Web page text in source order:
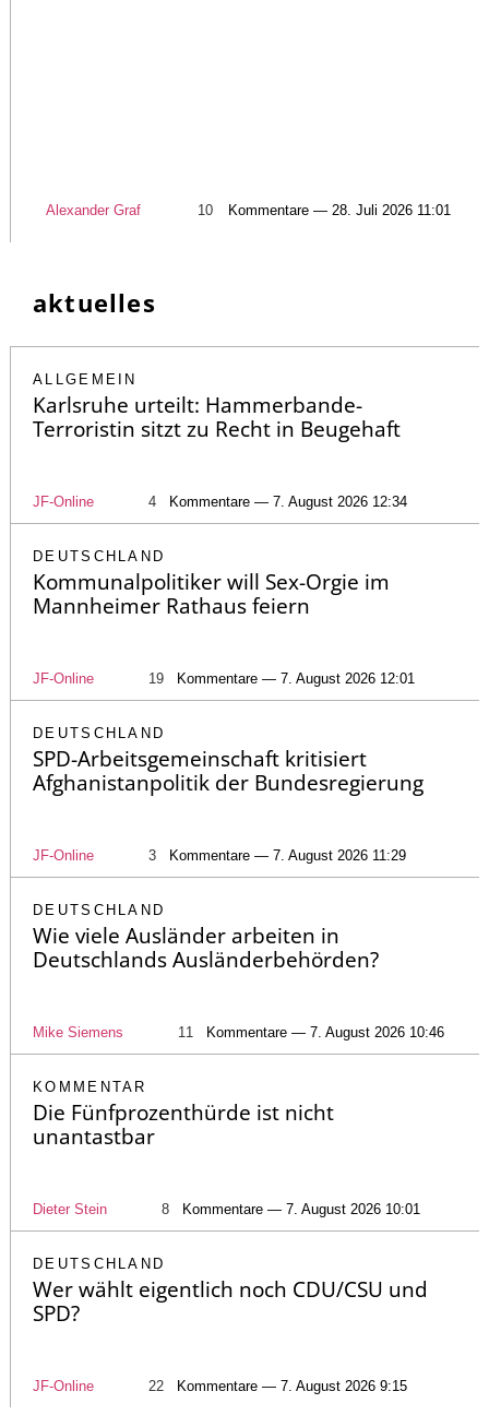
Alexander Graf 10 Kommentare — 28. Juli 2026 11:01
aktuelles
ALLGEMEIN
Karlsruhe urteilt: Hammerbande-
Terroristin sitzt zu Recht in Beugehaft
JF-Online 4 Kommentare — 7. August 2026 12:34
DEUTSCHLAND
Kommunalpolitiker will Sex-Orgie im
Mannheimer Rathaus feiern
JF-Online 19 Kommentare — 7. August 2026 12:01
DEUTSCHLAND
SPD-Arbeitsgemeinschaft kritisiert
Afghanistanpolitik der Bundesregierung
JF-Online 3 Kommentare — 7. August 2026 11:29
DEUTSCHLAND
Wie viele Ausländer arbeiten in
Deutschlands Ausländerbehörden?
Mike Siemens 11 Kommentare — 7. August 2026 10:46
KOMMENTAR
Die Fünfprozenthürde ist nicht
unantastbar
Dieter Stein 8 Kommentare — 7. August 2026 10:01
DEUTSCHLAND
Wer wählt eigentlich noch CDU/CSU und
SPD?
JF-Online 22 Kommentare — 7. August 2026 9:15